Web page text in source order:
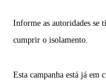
Informe as autoridades se
cumprir o isolamento.
Esta campanha está já em